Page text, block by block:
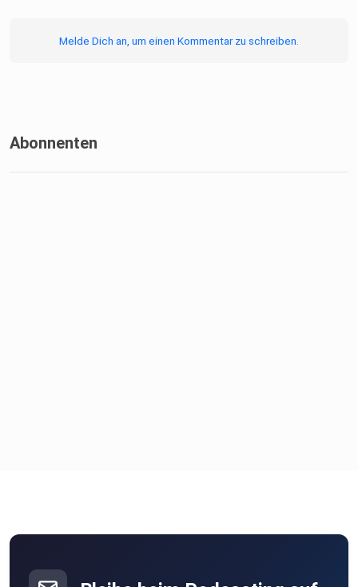
Melde Dich an, um einen Kommentar zu schreiben.
Abonnenten